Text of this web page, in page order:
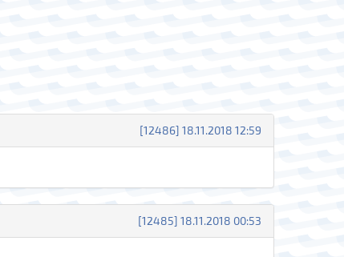
[12486] 18.11.2018 12:59
[12485] 18.11.2018 00:53